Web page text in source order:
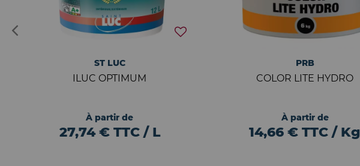
ST LUC
ILUC OPTIMUM
À partir de
27,74 € TTC / L
PRB
COLOR LITE HYDRO
À partir de
14,66 € TTC / Kg